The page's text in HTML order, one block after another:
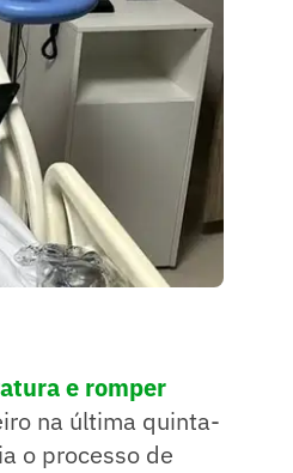
e romper
na última quinta-
o processo de